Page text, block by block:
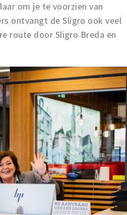
om je te voorzien van
ontvangt de Sligro ook veel
route door Sligro Breda en